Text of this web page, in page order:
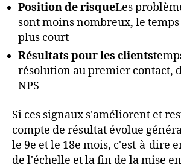
Position de risqueLes
sont moins nombreux, le
plus court
Résultats pour les clients
résolution au premier contact,
NPS
Si ces signaux s'améliorent et
compte de résultat évolue
le 9e et le 18e mois, c'est-à-dire
de l'échelle et la fin de la mise